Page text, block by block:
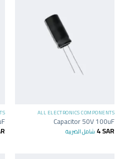
ALL ELECTRONICS COMPONENTS
Capacitor 50V 100uF
4SAR شامل الضريبة